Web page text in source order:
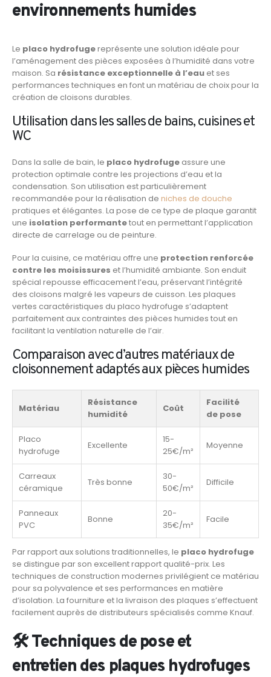
environnements humides
Le placo hydrofugereprésente une solution idéale pour
l’aménagement des pièces exposées à l’humidité dans votre
maison. Sa résistance exceptionnelle à l’eau et ses
performances techniques en font un matériau de choix pour la
création de cloisons durables.
Utilisation dans les salles de bains, cuisines et
WC
Dans la salle de bain, le placo hydrofuge assure une
protection optimale contre les projections d’eau et la
condensation. Son utilisation est particulièrement
recommandée pour la réalisation de niches de douche
pratiques et élégantes. La pose de ce type de plaque garantit
une isolation performantetout en permettant l’application
directe de carrelage ou de peinture.
Pour la cuisine, ce matériau offre une protection renforcée
contre les moisissures et l’humidité ambiante. Son enduit
spécial repousse efficacement l’eau, préservant l’intégrité
des cloisons malgré les vapeurs de cuisson. Les plaques
vertes caractéristiques du placo hydrofuge s’adaptent
parfaitement aux contraintes des pièces humides tout en
facilitant la ventilation naturelle de l’air.
Comparaison avec d’autres matériaux de
cloisonnement adaptés aux pièces humides
Matériau
Résistance
humidité
Coût
Facilité
de pose
Placo
hydrofuge
Excellente
15-
25€/m²
Moyenne
Carreaux
céramique
Très bonne
30-
50€/m²
Difficile
Panneaux
PVC
Bonne
20-
35€/m²
Facile
Par rapport aux solutions traditionnelles, le placo hydrofuge
se distingue par son excellent rapport qualité-prix. Les
techniques de construction modernes privilégient ce matériau
pour sa polyvalence et ses performances en matière
d’isolation. La fourniture et la livraison des plaques s’effectuent
facilement auprès de distributeurs spécialisés comme Knauf.
🛠️ Techniques de pose et
entretien des plaques hydrofuges